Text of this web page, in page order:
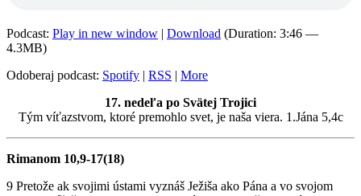
Podcast: Play in new window | Download (Duration: 3:46 —
4.3MB)
Odoberaj podcast: Spotify | RSS | More
17. nedeľa po Svätej Trojici
Tým víťazstvom, ktoré premohlo svet, je naša viera. 1.Jána 5,4c
Rimanom 10,9-17(18)
9 Pretože ak svojimi ústami vyznáš Ježiša ako Pána a vo svojom